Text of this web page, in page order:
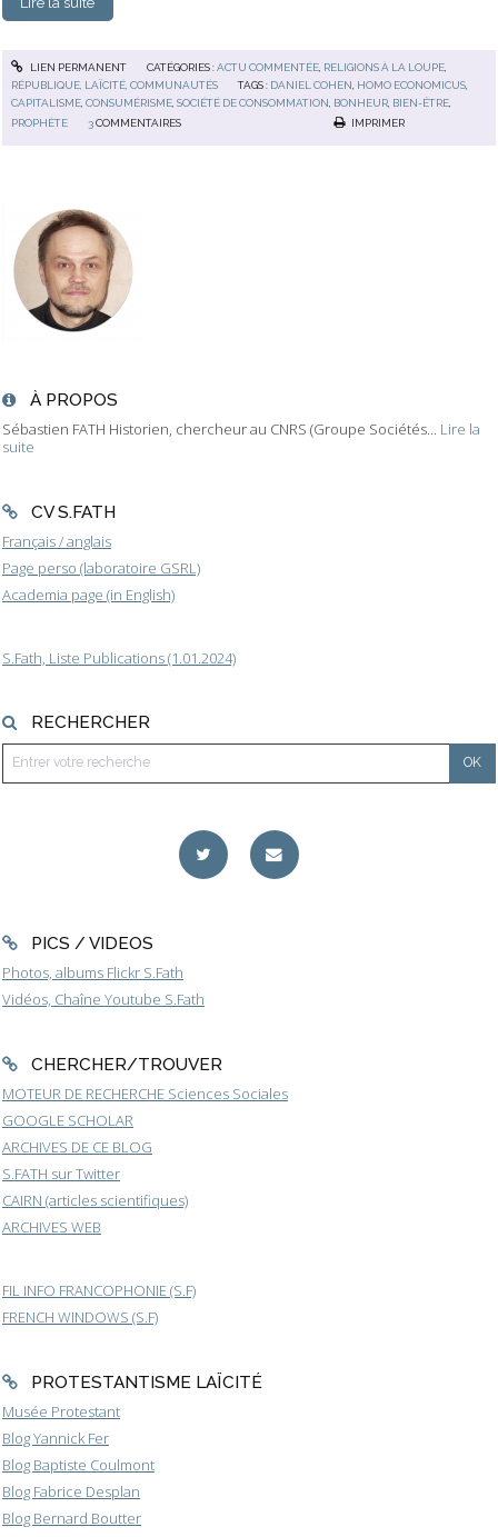
À PROPOS
Sébastien FATH Historien, chercheur au CNRS (Groupe Sociétés... Lire la
suite
CV S.FATH
Français / anglais
Page perso (laboratoire GSRL)
Academia page (in English)
S.Fath, Liste Publications (1.01.2024)
RECHERCHER
PICS / VIDEOS
Photos, albums Flickr S.Fath
Vidéos, Chaîne Youtube S.Fath
CHERCHER/TROUVER
MOTEUR DE RECHERCHE Sciences Sociales
GOOGLE SCHOLAR
ARCHIVES DE CE BLOG
S.FATH sur Twitter
CAIRN (articles scientifiques)
ARCHIVES WEB
FIL INFO FRANCOPHONIE (S.F)
FRENCH WINDOWS (S.F)
PROTESTANTISME LAÏCITÉ
Musée Protestant
Blog Yannick Fer
Blog Baptiste Coulmont
Blog Fabrice Desplan
Blog Bernard Boutter
LIEN PERMANENT CATÉGORIES :ACTU COMMENTÉE, RELIGIONS À LA LOUPE,
RÉPUBLIQUE, LAÏCITÉ, COMMUNAUTÉS
TAGS : DANIEL COHEN HOMO ECONOMICUS
CAPITALISME ,CONSUMÉRISME ,SOCIÉTÉ DE CONSOMMATION BONHEUR BIEN-ÊTRE
PROPHÈTE
3 COMMENTAIRES IMPRIMER